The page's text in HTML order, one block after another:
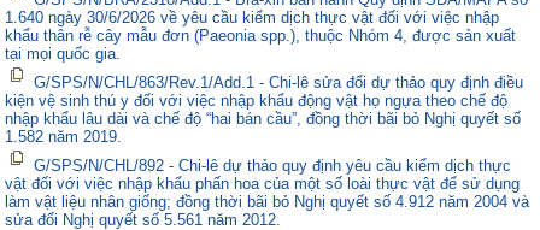
1.640 ngày 30/6/2026 về yêu cầu kiểm dịch thực vật đối với việc nhập
khẩu thân rễ cây mẫu đơn (Paeonia spp.), thuộc Nhóm 4, được sản xuất
tại mọi quốc gia.
G/SPS/N/CHL/863/Rev.1/Add.1 - Chi-lê sửa đổi dự thảo quy định điều
kiện vệ sinh thú y đối với việc nhập khẩu động vật họ ngựa theo chế độ
nhập khẩu lâu dài và chế độ “hai bán cầu”, đồng thời bãi bỏ Nghị quyết số
1.582 năm 2019.
G/SPS/N/CHL/892 - Chi-lê dự thảo quy định yêu cầu kiểm dịch thực
vật đối với việc nhập khẩu phấn hoa của một số loài thực vật để sử dụng
làm vật liệu nhân giống; đồng thời bãi bỏ Nghị quyết số 4.912 năm 2004 và
sửa đổi Nghị quyết số 5.561 năm 2012.